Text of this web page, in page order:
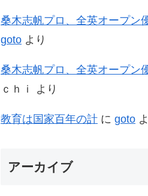
桑木志帆プロ、全英オープン
goto より
桑木志帆プロ、全英オープン
ｃｈｉ
より
教育は国家百年の計 に goto
アーカイブ